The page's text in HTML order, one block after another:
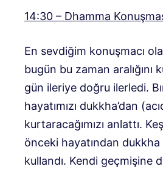
14:30 – Dhamma
En sevdiğim konuşmacı
bugün bu zaman aralığını
gün ileriye doğru ilerledi.
hayatımızı dukkha’dan
kurtaracağımızı anlattı.
önceki hayatından
kullandı. Kendi geçmişine